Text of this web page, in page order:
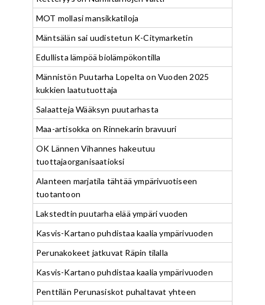
MOT mollasi mansikkatiloja
Mäntsälän sai uudistetun K-Citymarketin
Edullista lämpöä biolämpökontilla
Männistön Puutarha Lopelta on Vuoden 2025
kukkien laatutuottaja
Salaatteja Wääksyn puutarhasta
Maa-artisokka on Rinnekarin bravuuri
OK Lännen Vihannes hakeutuu
tuottajaorganisaatioksi
Alanteen marjatila tähtää ympärivuotiseen
tuotantoon
Lakstedtin puutarha elää ympäri vuoden
Kasvis-Kartano puhdistaa kaalia ympärivuoden
Perunakokeet jatkuvat Räpin tilalla
Kasvis-Kartano puhdistaa kaalia ympärivuoden
Penttilän Perunasiskot puhaltavat yhteen